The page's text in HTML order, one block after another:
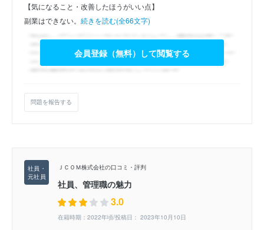
【気になること・改善したほうがいい点】
副業はできない。 続きを読む(全66文字)
会員登録（無料）して閲覧する
問題を報告する
ＪＣＯＭ株式会社の口コミ・評判
社員、管理職の魅力
3.0
在籍時期：2022年頃/投稿日： 2023年10月10日